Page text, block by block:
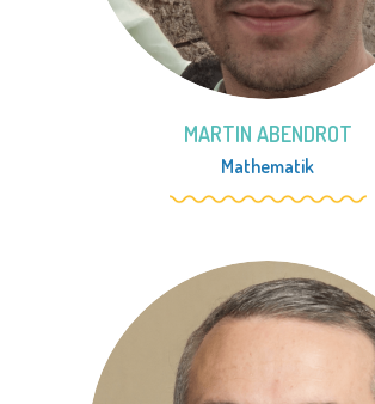
MARTIN ABENDROT
Mathematik